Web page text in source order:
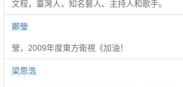
文程，臺灣人，知名藝人、主持人和歌手。
鄭瑩
瑩，2009年度東方衛視《加油！
梁思浩